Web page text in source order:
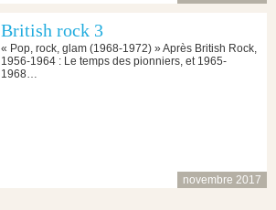
British rock 3
« Pop, rock, glam (1968-1972) » Après British Rock,
1956-1964 : Le temps des pionniers, et 1965-
1968…
novembre 2017